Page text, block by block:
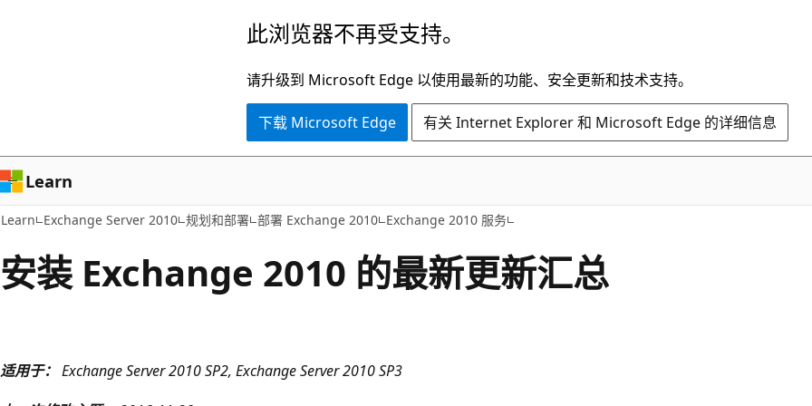
容
此浏览器不再受支持。
请升级到 Microsoft Edge 以使用最新的功能、安全更新和技术支持。
下载 Microsoft Edge 有关 Internet Explorer 和 Microsoft Edge 的详细信息
Learn
Learn Exchange Server 2010 规划和部署 部署 Exchange 2010 Exchange 2010 服务
安装 Exchange 2010 的最新更新汇总
适用于： Exchange Server 2010 SP2, Exchange Server 2010 SP3